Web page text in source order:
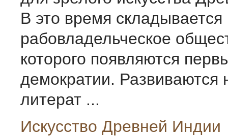
В это время складывается
рабовладельческое
которого появляются
демократии. Развиваются
литерат ...
Искусство Древней Индии